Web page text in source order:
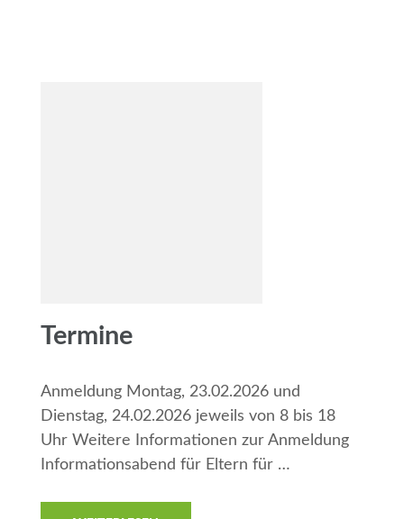
Termine
Anmeldung Montag, 23.02.2026 und
Dienstag, 24.02.2026 jeweils von 8 bis 18
Uhr Weitere Informationen zur Anmeldung
Informationsabend für Eltern für …